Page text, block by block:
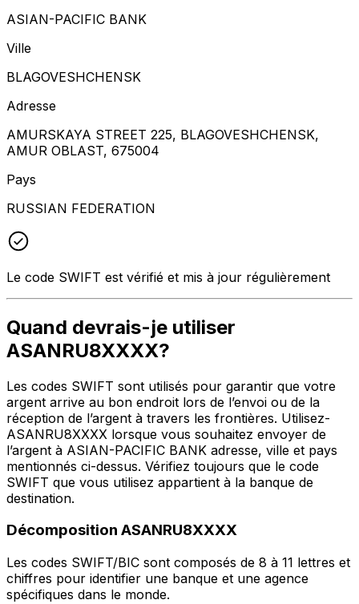
ASIAN-PACIFIC BANK
Ville
BLAGOVESHCHENSK
Adresse
AMURSKAYA STREET 225, BLAGOVESHCHENSK,
AMUR OBLAST, 675004
Pays
RUSSIAN FEDERATION
Le code SWIFT est vérifié et mis à jour régulièrement
Quand devrais-je utiliser
ASANRU8XXXX?
Les codes SWIFT sont utilisés pour garantir que votre
argent arrive au bon endroit lors de l’envoi ou de la
réception de l’argent à travers les frontières. Utilisez-
ASANRU8XXXX lorsque vous souhaitez envoyer de
l’argent à ASIAN-PACIFIC BANK adresse, ville et pays
mentionnés ci-dessus. Vérifiez toujours que le code
SWIFT que vous utilisez appartient à la banque de
destination.
Décomposition ASANRU8XXXX
Les codes SWIFT/BIC sont composés de 8 à 11 lettres et
chiffres pour identifier une banque et une agence
spécifiques dans le monde.